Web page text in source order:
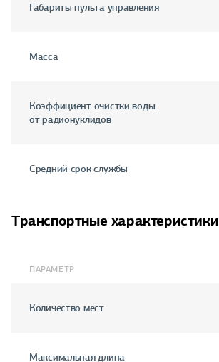
Габариты пульта управления
Масса
Коэффициент очистки воды
от радионуклидов
Средний срок службы
Транспортные характеристики
ПАРАМЕТР
Количество мест
Максимальная длина